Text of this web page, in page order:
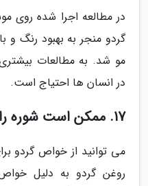
در مطالعه اجرا شده روی
گردو منجر به بهبود رنگ
مو شد. به مطالعات
در انسان ها احتیاج است.
17. ممکن است شوره را درمان کند
می توانید از خواص گردو
روغن گردو به دلیل